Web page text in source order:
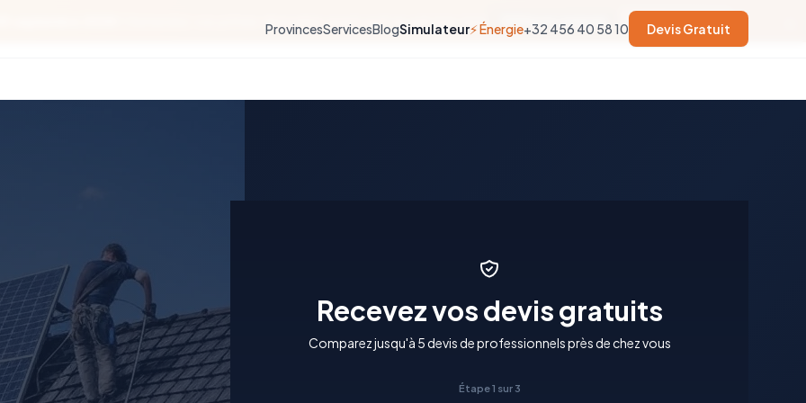
ProvincesServicesBlogSimulateur⚡ Énergie+32 456 40 58 10 Devis Gratuit
septembre 2026 ! Demandez vos primes rénovation avant qu'il ne soit trop tard.
Recevez vos devis gratuits
Comparez jusqu'à 5 devis de professionnels près de chez vous
Étape 1 sur 3